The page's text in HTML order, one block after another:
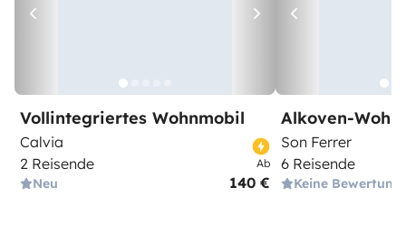
Vollintegriertes Wohnmobil
Calvia
2 Reisende
Neu
Ab
140 €
Alkoven-
Son Ferrer
6 Reisende
Keine Bewertung